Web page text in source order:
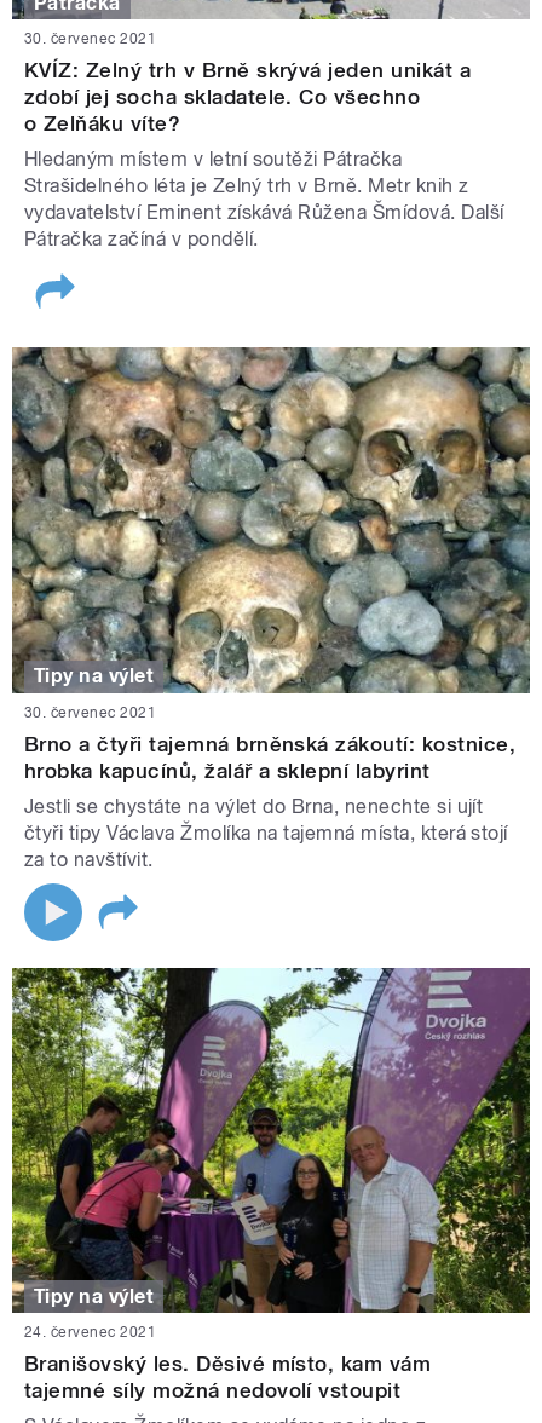
30. červenec 2021
KVÍZ: Zelný trh v Brně skrývá jeden unikát a
zdobí jej socha skladatele. Co všechno
o Zelňáku víte?
Hledaným místem v letní soutěži Pátračka
Strašidelného léta je Zelný trh v Brně. Metr knih z
vydavatelství Eminent získává Růžena Šmídová. Další
Pátračka začíná v pondělí.
Tipy na výlet
30. červenec 2021
Brno a čtyři tajemná brněnská zákoutí: kostnice,
hrobka kapucínů, žalář a sklepní labyrint
Jestli se chystáte na výlet do Brna, nenechte si ujít
čtyři tipy Václava Žmolíka na tajemná místa, která stojí
za to navštívit.
Tipy na výlet
24. červenec 2021
Branišovský les. Děsivé místo, kam vám
tajemné síly možná nedovolí vstoupit